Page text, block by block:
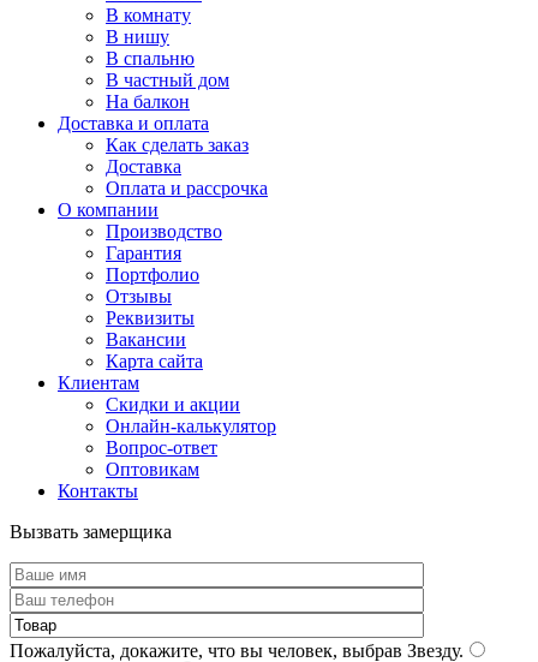
В комнату
В нишу
В спальню
В частный дом
На балкон
Доставка и оплата
Как сделать заказ
Доставка
Оплата и рассрочка
О компании
Производство
Гарантия
Портфолио
Отзывы
Реквизиты
Вакансии
Карта сайта
Клиентам
Скидки и акции
Онлайн-калькулятор
Вопрос-ответ
Оптовикам
Контакты
Вызвать замерщика
Пожалуйста, докажите, что вы человек, выбрав Звезду.